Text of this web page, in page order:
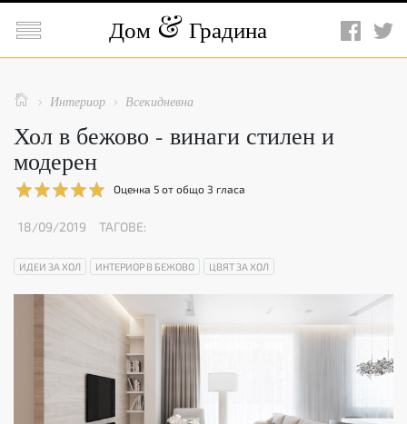
 Дом Градина
  Интериор  Всекидневна
Хол в бежово - винаги стилен и
модерен
Оценка 5 от общо 3 гласа
18/09/2019 ТАГОВЕ:
ИДЕИ ЗА ХОЛ ИНТЕРИОР В БЕЖОВО ЦВЯТ ЗА ХОЛ